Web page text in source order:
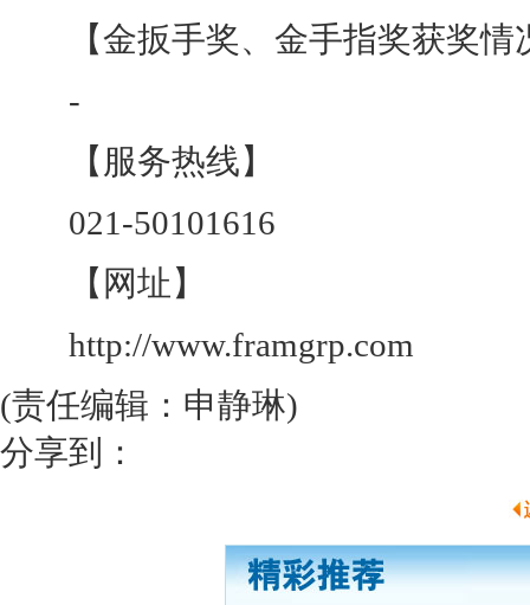
【金扳手奖、金手指奖获奖情
-
【服务热线】
021-50101616
【网址】
http://www.framgrp.com
(责任编辑：申静琳)
分享到：